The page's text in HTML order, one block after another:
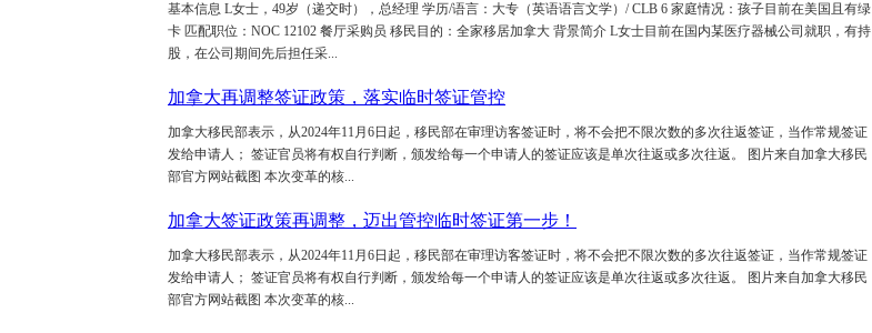
基本信息 L女士，49岁（递交时），总经理 学历/语言：大专（英语语言文学）/ CLB 6 家庭情况：孩子目前在美国且有绿
卡 匹配职位：NOC 12102 餐厅采购员 移民目的：全家移居加拿大 背景简介 L女士目前在国内某医疗器械公司就职，有持
股，在公司期间先后担任采...
加拿大再调整签证政策，落实临时签证管控
加拿大移民部表示，从2024年11月6日起，移民部在审理访客签证时，将不会把不限次数的多次往返签证，当作常规签证
发给申请人； 签证官员将有权自行判断，颁发给每一个申请人的签证应该是单次往返或多次往返。 图片来自加拿大移民
部官方网站截图 本次变革的核...
加拿大签证政策再调整，迈出管控临时签证第一步！
加拿大移民部表示，从2024年11月6日起，移民部在审理访客签证时，将不会把不限次数的多次往返签证，当作常规签证
发给申请人； 签证官员将有权自行判断，颁发给每一个申请人的签证应该是单次往返或多次往返。 图片来自加拿大移民
部官方网站截图 本次变革的核...